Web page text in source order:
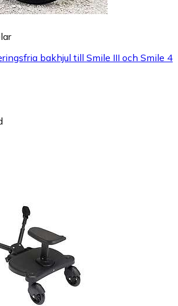
bakhjul till Smile III och Smile 4